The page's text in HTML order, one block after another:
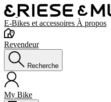
E-Bikes et accessoires À propos
Revendeur
Recherche
My Bike